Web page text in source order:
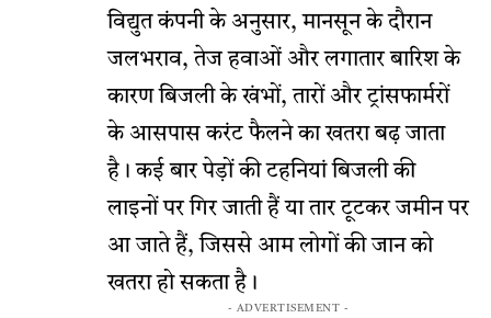
विद्युत कंपनी के अनुसार, मानसून के दौरान
जलभराव, तेज हवाओं और लगातार बारिश के
कारण बिजली के खंभों, तारों और ट्रांसफार्मरों
के आसपास करंट फैलने का खतरा बढ़ जाता
है। कई बार पेड़ों की टहनियां बिजली की
लाइनों पर गिर जाती हैं या तार टूटकर जमीन पर
आ जाते हैं, जिससे आम लोगों की जान को
खतरा हो सकता है।
- ADVERTISEMENT -